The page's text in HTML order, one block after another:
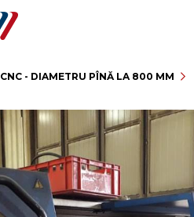
CNC - DIAMETRU PÎNĂ LA 800 MM